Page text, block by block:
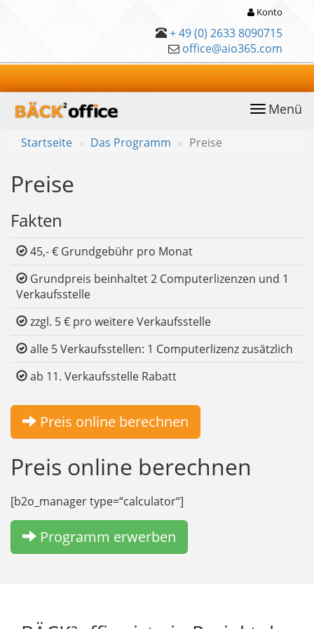
Konto
+ 49 (0) 2633 8090715
office@aio365.com
Menü
Startseite
Das Programm Preise
Preise
Fakten
45,- € Grundgebühr pro Monat
Grundpreis beinhaltet 2 Computerlizenzen und 1
Verkaufsstelle
zzgl. 5 € pro weitere Verkaufsstelle
alle 5 Verkaufsstellen: 1 Computerlizenz zusätzlich
ab 11. Verkaufsstelle Rabatt
Preis online berechnen
Preis online berechnen
[b2o_manager type=“calculator“]
Programm erwerben